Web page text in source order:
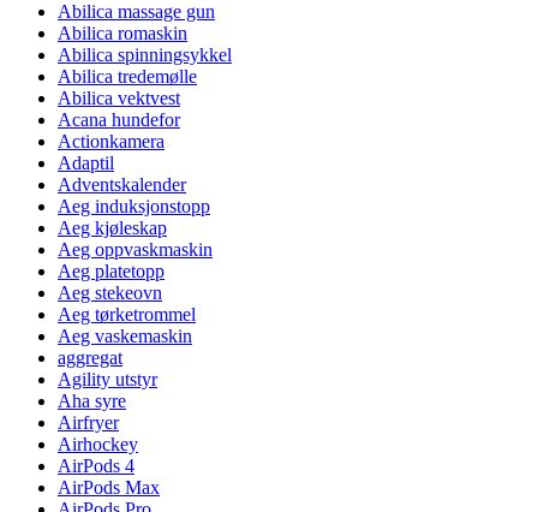
Abilica massage gun
Abilica romaskin
Abilica spinningsykkel
Abilica tredemølle
Abilica vektvest
Acana hundefor
Actionkamera
Adaptil
Adventskalender
Aeg induksjonstopp
Aeg kjøleskap
Aeg oppvaskmaskin
Aeg platetopp
Aeg stekeovn
Aeg tørketrommel
Aeg vaskemaskin
aggregat
Agility utstyr
Aha syre
Airfryer
Airhockey
AirPods 4
AirPods Max